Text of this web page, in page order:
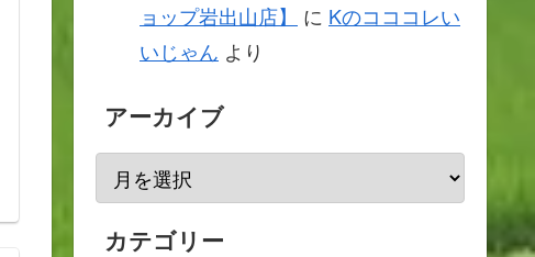
ョップ岩出山店】
に Kのコココレい
いじゃん より
アーカイブ
カテゴリー